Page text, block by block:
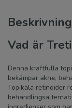
Vad är
Denna kraftfulla
bekämpar akne,
Topikala retinoider